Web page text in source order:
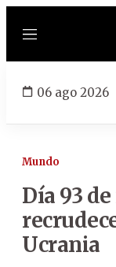
Menú
06 ago 2026
Mundo
Día 93
Ucrania